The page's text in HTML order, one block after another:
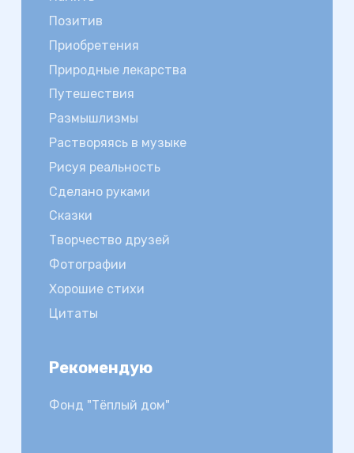
Позитив
Приобретения
Природные лекарства
Путешествия
Размышлизмы
Растворяясь в музыке
Рисуя реальность
Сделано руками
Сказки
Творчество друзей
Фотографии
Хорошие стихи
Цитаты
Рекомендую
Фонд "Тёплый дом"